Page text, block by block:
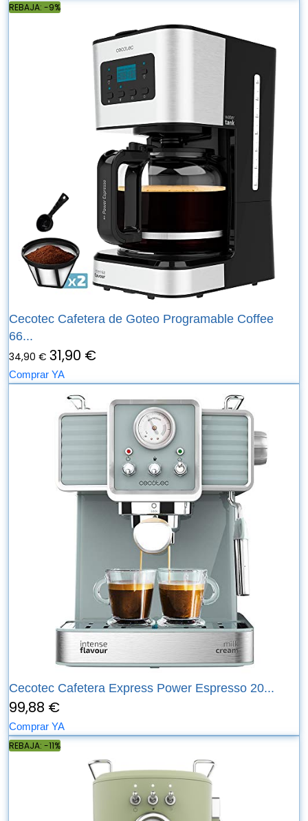
REBAJA: -9%
Cecotec Cafetera de Goteo Programable Coffee
66...
34,90 € 31,90 €
Comprar YA
Cecotec Cafetera Express Power Espresso 20...
99,88 €
Comprar YA
REBAJA: -11%